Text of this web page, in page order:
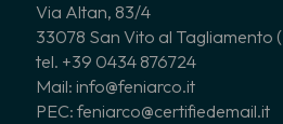
Via Altan, 83/4
33078 San Vito al Tagliamento
tel. +39 0434 876724
Mail: info@feniarco.it
PEC: feniarco@certifiedemail.it